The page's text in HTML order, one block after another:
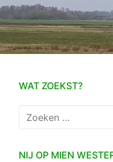
WAT ZOEKST?
Zoeken
NIJ OP MIEN